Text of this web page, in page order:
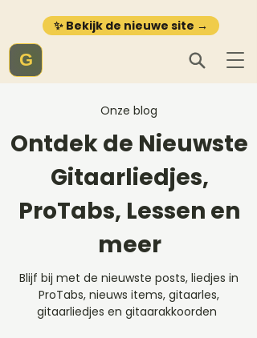
✨ Bekijk de nieuwe site →
G
Onze blog
Ontdek de Nieuwste
Gitaarliedjes,
ProTabs, Lessen en
meer
Blijf bij met de nieuwste posts, liedjes in
ProTabs, nieuws items, gitaarles,
gitaarliedjes en gitaarakkoorden